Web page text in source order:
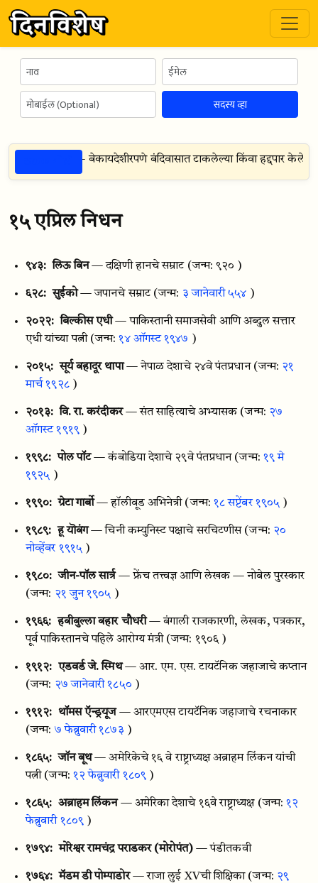
सदस्य व्हा
महायुद्ध — बेकायदेशीरपणे बंदिवासात टाकलेल्या किंवा हद्दपार केलेल्या
१५ एप्रिल निधन
९४३: लिऊ बिन — दक्षिणी हानचे सम्राट (जन्म: ९२० )
६२८: सुईको — जपानचे सम्राट (जन्म: ३ जानेवारी ५५४ )
२०२२: बिल्कीस एधी — पाकिस्तानी समाजसेवी आणि अब्दुल सत्तार
एधी यांच्या पत्नी (जन्म:१४ ऑगस्ट १९४७ )
२०१५: सूर्य बहादूर थापा — नेपाळ देशाचे २४वे पंतप्रधान (जन्म: २१
मार्च १९२८)
२०१३: वि. रा. करंदीकर — संत साहित्याचे अभ्यासक (जन्म: २७
ऑगस्ट १९१९)
१९९८: पोल पॉट — कंबोडिया देशाचे २९वे पंतप्रधान (जन्म: १९ मे
१९२५ )
१९९०: ग्रेटा गार्बो — हॉलीवूड अभिनेत्री (जन्म: १८ सप्टेंबर १९०५ )
१९८९: हू यॊबंग — चिनी कम्युनिस्ट पक्षाचे सरचिटणीस (जन्म: २०
नोव्हेंबर १९१५ )
१९८०: जीन-पॉल सार्त्र — फ्रेंच तत्त्वज्ञ आणि लेखक — नोबेल पुरस्कार
(जन्म: २१ जुन १९०५ )
१९६६: हबीबुल्ला बहार चौधरी — बंगाली राजकारणी, लेखक, पत्रकार,
पूर्व पाकिस्तानचे पहिले आरोग्य मंत्री (जन्म: १९०६ )
१९१२: एडवर्ड जे. स्मिथ — आर. एम. एस. टायटॅनिक जहाजाचे कप्तान
(जन्म: २७ जानेवारी १८५० )
१९१२: थॉमस ऍन्ड्रयूज — आरएमएस टायटॅनिक जहाजाचे रचनाकार
(जन्म: ७ फेब्रुवारी १८७३ )
१८६५: जॉन बूथ — अमेरिकेचे १६ वे राष्ट्राध्यक्ष अब्राहम लिंकन यांची
पत्नी (जन्म: १२ फेब्रुवारी १८०९ )
१८६५: अब्राहम लिंकन — अमेरिका देशाचे १६वे राष्ट्राध्यक्ष (जन्म:१२
फेब्रुवारी १८०९)
१७९४: मोरेश्वर रामचंद्र पराडकर (मोरोपंत) — पंडीतकवी
१७६४: मॅडम डी पोम्पाडोर — राजा लुई XVची शिक्षिका (जन्म: २९